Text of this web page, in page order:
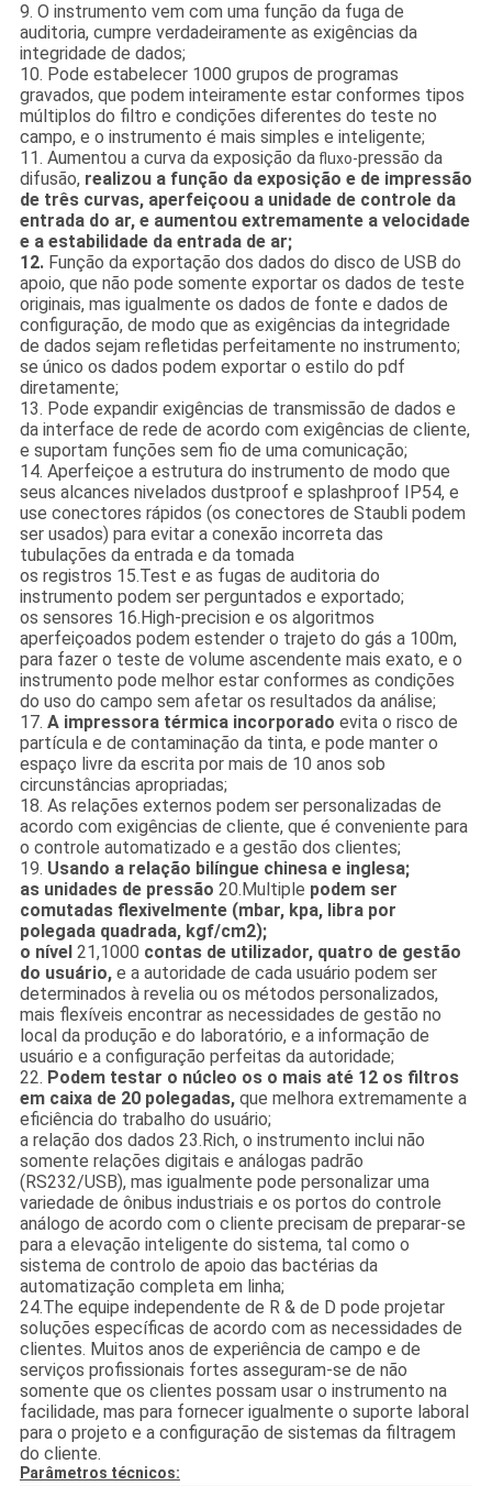
9. O instrumento vem com uma função da fuga de
auditoria, cumpre verdadeiramente as exigências da
integridade de dados;
10. Pode estabelecer 1000 grupos de programas
gravados, que podem inteiramente estar conformes tipos
múltiplos do filtro e condições diferentes do teste no
campo, e o instrumento é mais simples e inteligente;
11. Aumentou a curva da exposição dafluxo-pressão da
difusão, realizou a função da exposição e de impressão
de três curvas, aperfeiçoou a unidade de controle da
entrada do ar, e aumentou extremamente a velocidade
e a estabilidade da entrada de ar;
12. Função da exportação dos dados do disco de USB do
apoio, que não pode somente exportar os dados de teste
originais, mas igualmente os dados de fonte e dados de
configuração, de modo que as exigências da integridade
de dados sejam refletidas perfeitamente no instrumento;
se único os dados podem exportar o estilo do pdf
diretamente;
13. Pode expandir exigências de transmissão de dados e
da interface de rede de acordo com exigências de cliente,
e suportam funções sem fio de uma comunicação;
14. Aperfeiçoe a estrutura do instrumento de modo que
seus alcances nivelados dustproof e splashproof IP54, e
use conectores rápidos (os conectores de Staubli podem
ser usados) para evitar a conexão incorreta das
tubulações da entrada e da tomada
os registros 15.Test e as fugas de auditoria do
instrumento podem ser perguntados e exportado;
os sensores 16.High-precision e os algoritmos
aperfeiçoados podem estender o trajeto do gás a 100m,
para fazer o teste de volume ascendente mais exato, e o
instrumento pode melhor estar conformes as condições
do uso do campo sem afetar os resultados da análise;
17. A impressora térmica incorporado evita o risco de
partícula e de contaminação da tinta, e pode manter o
espaço livre da escrita por mais de 10 anos sob
circunstâncias apropriadas;
18. As relações externos podem ser personalizadas de
acordo com exigências de cliente, que é conveniente para
o controle automatizado e a gestão dos clientes;
19. Usando a relação bilíngue chinesa e inglesa;
as unidades de pressão 20.Multiple podem ser
comutadas flexivelmente (mbar, kpa, libra por
polegada quadrada, kgf/cm2);
o nível 21,1000 contas de utilizador, quatro de gestão
do usuário,e a autoridade de cada usuário podem ser
determinados à revelia ou os métodos personalizados,
mais flexíveis encontrar as necessidades de gestão no
local da produção e do laboratório, e a informação de
usuário e a configuração perfeitas da autoridade;
22. Podem testar o núcleo os o mais até 12 os filtros
em caixa de 20 polegadas,que melhora extremamente a
eficiência do trabalho do usuário;
a relação dos dados 23.Rich, o instrumento inclui não
somente relações digitais e análogas padrão
(RS232/USB), mas igualmente pode personalizar uma
variedade de ônibus industriais e os portos do controle
análogo de acordo com o cliente precisam de preparar-se
para a elevação inteligente do sistema, tal como o
sistema de controlo de apoio das bactérias da
automatização completa em linha;
24.The equipe independente de R & de D pode projetar
soluções específicas de acordo com as necessidades de
clientes. Muitos anos de experiência de campo e de
serviços profissionais fortes asseguram-se de não
somente que os clientes possam usar o instrumento na
facilidade, mas para fornecer igualmente o suporte laboral
para o projeto e a configuração de sistemas da filtragem
do cliente.
Parâmetros técnicos: